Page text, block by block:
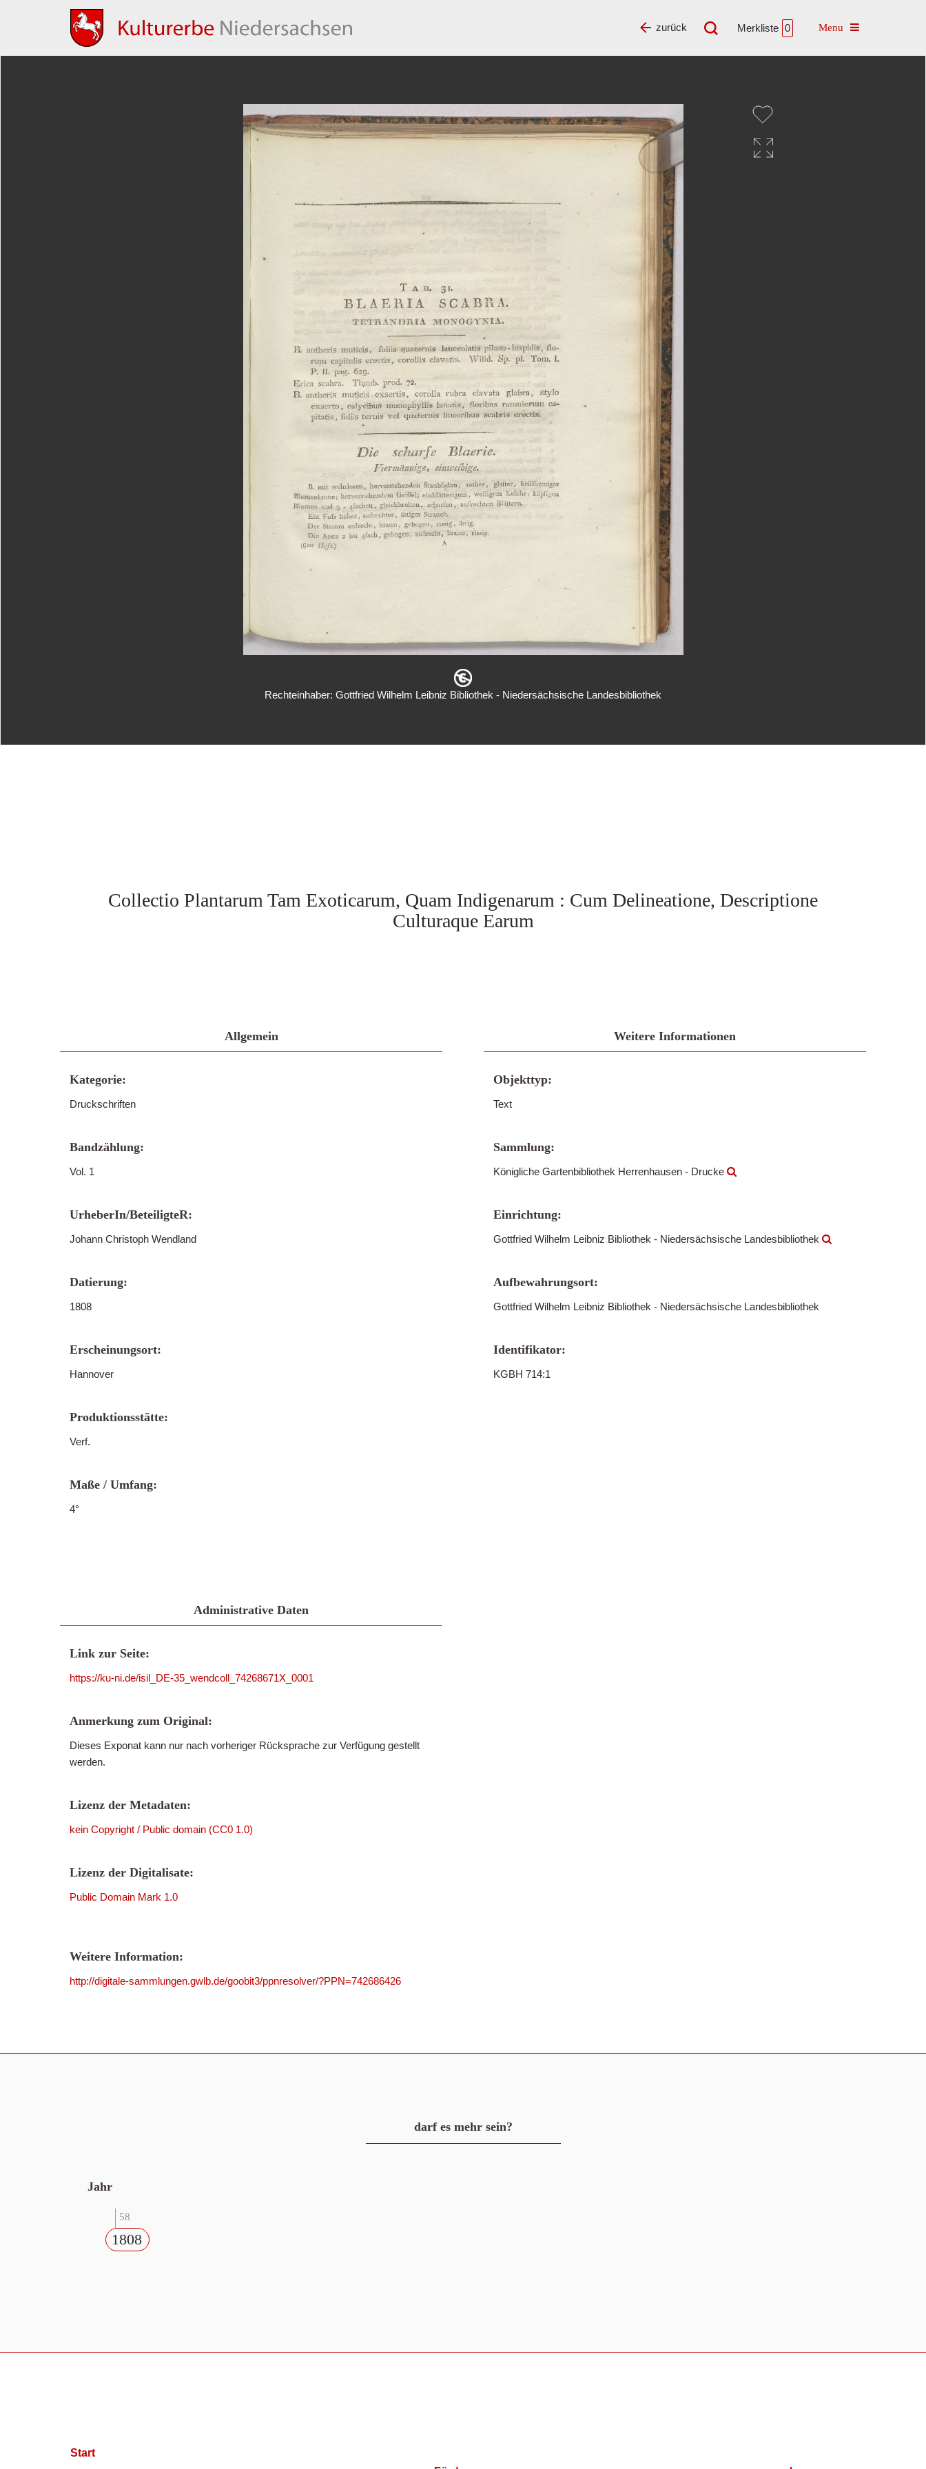
Merkliste 0 Toggle navigation
zurück
Rechteinhaber: Gottfried Wilhelm Leibniz Bibliothek - Niedersächsische Landesbibliothek
Collectio Plantarum Tam Exoticarum, Quam Indigenarum : Cum Delineatione, Descriptione
Culturaque Earum
Allgemein
Kategorie:
Druckschriften
Bandzählung:
Vol. 1
UrheberIn/BeteiligteR:
Johann Christoph Wendland
Datierung:
1808
Erscheinungsort:
Hannover
Produktionsstätte:
Verf.
Maße / Umfang:
4°
Weitere Informationen
Objekttyp:
Text
Sammlung:
Königliche Gartenbibliothek Herrenhausen - Drucke
Einrichtung:
Gottfried Wilhelm Leibniz Bibliothek - Niedersächsische Landesbibliothek
Aufbewahrungsort:
Gottfried Wilhelm Leibniz Bibliothek - Niedersächsische Landesbibliothek
Identifikator:
KGBH 714:1
Administrative Daten
Link zur Seite:
https://ku-ni.de/isil_DE-35_wendcoll_74268671X_0001
Anmerkung zum Original:
Dieses Exponat kann nur nach vorheriger Rücksprache zur Verfügung gestellt
werden.
Lizenz der Metadaten:
kein Copyright / Public domain (CC0 1.0)
Lizenz der Digitalisate:
Public Domain Mark 1.0
Weitere Information:
http://digitale-sammlungen.gwlb.de/goobit3/ppnresolver/?PPN=742686426
darf es mehr sein?
Jahr
58
1808
Start